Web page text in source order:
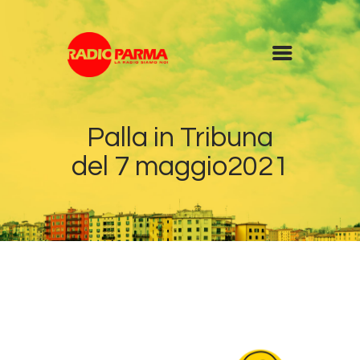
Palla in Tribuna
del 7 maggio2021
Radio
Diretta
Podcast
News